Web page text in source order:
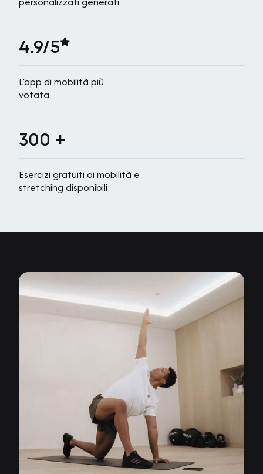
4.9/5
L’app di mobilità più
votata
300 +
Esercizi gratuiti di mobilità e
stretching disponibili